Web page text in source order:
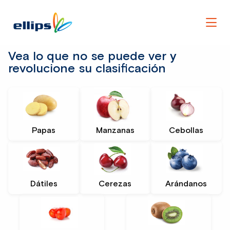
Vea lo que no se puede ver y
revolucione su clasificación
Papas Manzanas Cebollas
Dátiles Cerezas Arándanos